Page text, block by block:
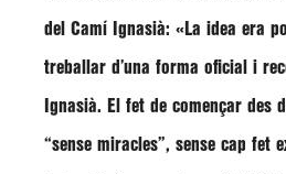
del Camí Ignasià: «La idea era
treballar d’una forma oficial i
Ignasià. El fet de començar des
“sense miracles”, sense cap fet